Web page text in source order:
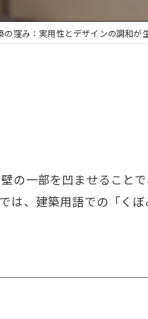
の窪み：実用性とデザインの調和が
の一部を凹ませること
は、建築用語での「く